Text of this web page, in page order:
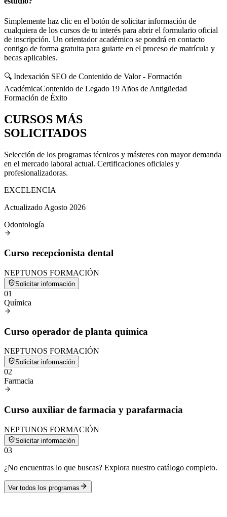
Simplemente haz clic en el botón de solicitar información de
cualquiera de los cursos de tu interés para abrir el formulario oficial
de inscripción. Un orientador académico se pondrá en contacto
contigo de forma gratuita para guiarte en el proceso de matrícula y
becas aplicables.
🔍 Indexación SEO de Contenido de Valor - Formación
AcadémicaContenido de Legado 19 Años de Antigüedad
Formación de Éxito
CURSOS MÁS
SOLICITADOS
Selección de los programas técnicos y másteres con mayor demanda
en el mercado laboral actual. Certificaciones oficiales y
profesionalizadoras.
EXCELENCIA
Actualizado Agosto 2026
Odontología
Curso recepcionista dental
NEPTUNOS FORMACIÓN
Solicitar información
01
Química
Curso operador de planta química
NEPTUNOS FORMACIÓN
Solicitar información
02
Farmacia
Curso auxiliar de farmacia y parafarmacia
NEPTUNOS FORMACIÓN
Solicitar información
03
¿No encuentras lo que buscas? Explora nuestro catálogo completo.
Ver todos los programas